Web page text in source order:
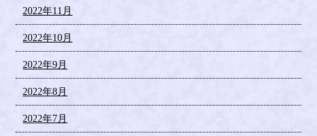
2022年11月
2022年10月
2022年9月
2022年8月
2022年7月